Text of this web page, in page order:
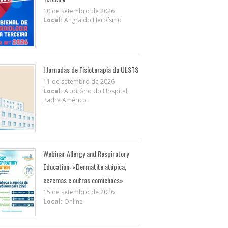
10 de setembro de 2026
Local: Angra do Heroísmo
I Jornadas de Fisioterapia da ULSTS
11 de setembro de 2026
Local: Auditório do Hospital
Padre Américo
Webinar Allergy and Respiratory
Education: «Dermatite atópica,
eczemas e outras comichões»
15 de setembro de 2026
Local: Online